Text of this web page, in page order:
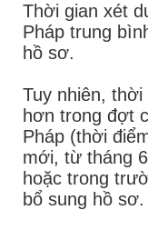
Thời gian xét
Pháp trung
hồ sơ.
Tuy nhiên, thời
hơn trong đợt
Pháp (thời
mới, từ tháng
hoặc trong
bổ sung hồ sơ.